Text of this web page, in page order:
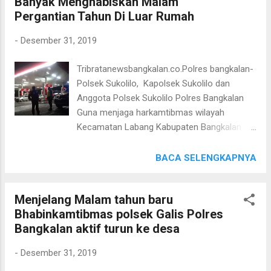
harmonis hubungan antara aparat TNI
seluruh elemen masyarakat "Kami akan
harmonis antara aparat TNI dan POLRI,
"jelas Kapolres Bangkalan AKBP Rama
Samtama Putra, S.I.K., M.Si., M.H.
Pergantian Tahun Di Luar Rumah
- Desember 31, 2019
Tribratanewsbangkalan.co.Polres bangkalan-
Polsek Sukolilo, Kapolsek Sukolilo dan
Anggota Polsek Sukolilo Polres Bangkalan
Guna menjaga harkamtibmas wilayah
Kecamatan Labang Kabupaten Bangkalan
Suramadu, pada Selasa (31/12/2019) malam.
Polsek Sukolilo yaitu Aipda Yusuf S, bersama
anggota piket jaga Mapolsek Sukolilo,
melaksanakan patroli dengan sasaran SPBU
menjelang malam pergantian tahun 2020.
BACA SELENGKAPNYA
Menjelang Malam tahun baru
Bhabinkamtibmas polsek Galis Polres
Bangkalan aktif turun ke desa
- Desember 31, 2019